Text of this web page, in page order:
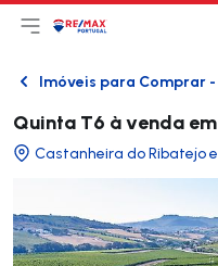
Abri menu principal
LogoIr para página
VoltarImóveis para Comprar
Quinta T6 à venda
Castanheira do Ribatejo